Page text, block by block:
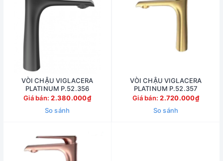
VÒI CHẬU VIGLACERA
PLATINUM P.52.356
Giá bán:2.380.000₫
So sánh
VÒI CHẬU VIGLACERA
PLATINUM P.52.357
Giá bán:2.720.000₫
So sánh